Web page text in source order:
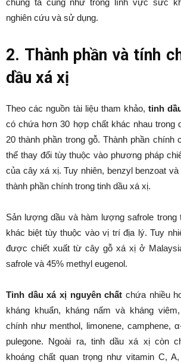
chúng ta cũng như trong lĩnh vực sức
nghiên cứu và sử dụng.
2. Thành phần và tính
dầu xá xị
Theo các nguồn tài liệu tham khảo,tinh
có chứa hơn 30 hợp chất khác nhau trong
20 thành phần trong gỗ. Thành phần chính
thể thay đổi tùy thuộc vào phương pháp
của cây xá xị. Tuy nhiên, benzyl benzoat
thành phần chính trong tinh dầu xá xị.
Sản lượng dầu và hàm lượng safrole trong
khác biệt tùy thuộc vào vị trí địa lý. Tuy
được chiết xuất từ cây gỗ xá xị ở
safrole và 45% methyl eugenol.
Tinh dầu xá xị nguyên chất chứa nhiều
kháng khuẩn, kháng nấm và kháng
chính như menthol, limonene, camphene,
pulegone. Ngoài ra, tinh dầu xá xị còn
khoáng chất quan trọng như vitamin C,